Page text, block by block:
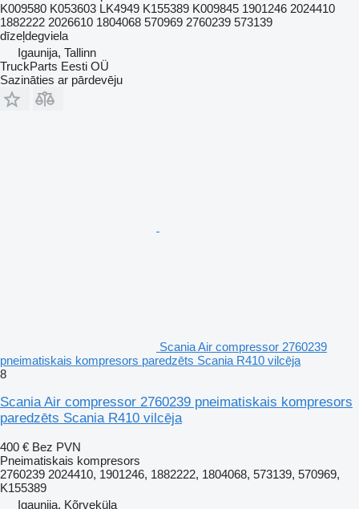
K009580 K053603 LK4949 K155389 K009845 1901246 2024410
1882222 2026610 1804068 570969 2760239 573139
dīzeļdegviela
Igaunija, Tallinn
TruckParts Eesti OÜ
Sazināties ar pārdevēju
Scania Air compressor 2760239
pneimatiskais kompresors paredzēts Scania R410 vilcēja
8
Scania Air compressor 2760239 pneimatiskais kompresors
paredzēts Scania R410 vilcēja
400 € Bez PVN
Pneimatiskais kompresors
2760239 2024410, 1901246, 1882222, 1804068, 573139, 570969,
K155389
Igaunija, Kõrveküla